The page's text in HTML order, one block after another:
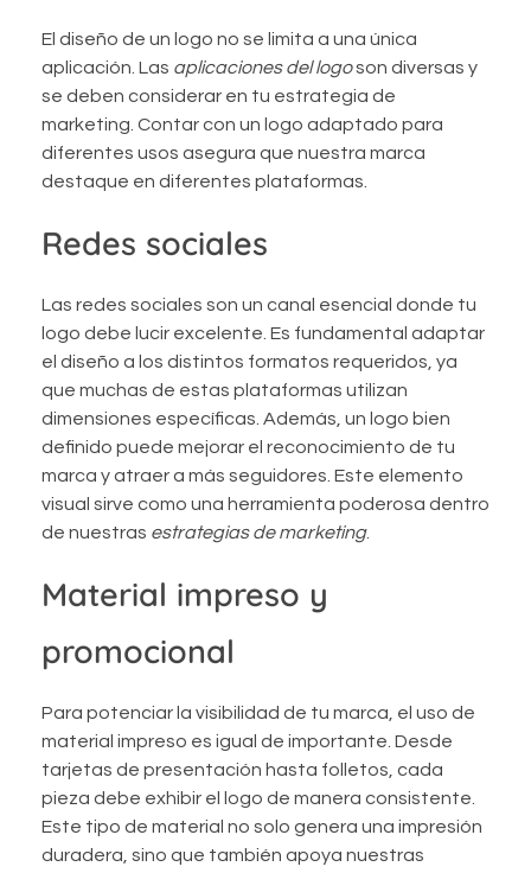
El diseño de un logo no se limita a una única
aplicación. Las aplicaciones del logoson diversas y
se deben considerar en tu estrategia de
marketing. Contar con un logo adaptado para
diferentes usos asegura que nuestra marca
destaque en diferentes plataformas.
Redes sociales
Las redes sociales son un canal esencial donde tu
logo debe lucir excelente. Es fundamental adaptar
el diseño a los distintos formatos requeridos, ya
que muchas de estas plataformas utilizan
dimensiones específicas. Además, un logo bien
definido puede mejorar el reconocimiento de tu
marca y atraer a más seguidores. Este elemento
visual sirve como una herramienta poderosa dentro
de nuestras estrategias de marketing.
Material impreso y
promocional
Para potenciar la visibilidad de tu marca, el uso de
material impreso es igual de importante. Desde
tarjetas de presentación hasta folletos, cada
pieza debe exhibir el logo de manera consistente.
Este tipo de material no solo genera una impresión
duradera, sino que también apoya nuestras